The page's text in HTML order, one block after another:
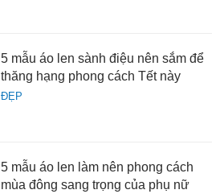
ĐẸP
5 mẫu áo len sành điệu nên sắm để
thăng hạng phong cách Tết này
5 mẫu áo len làm nên phong cách
mùa đông sang trọng của phụ nữ